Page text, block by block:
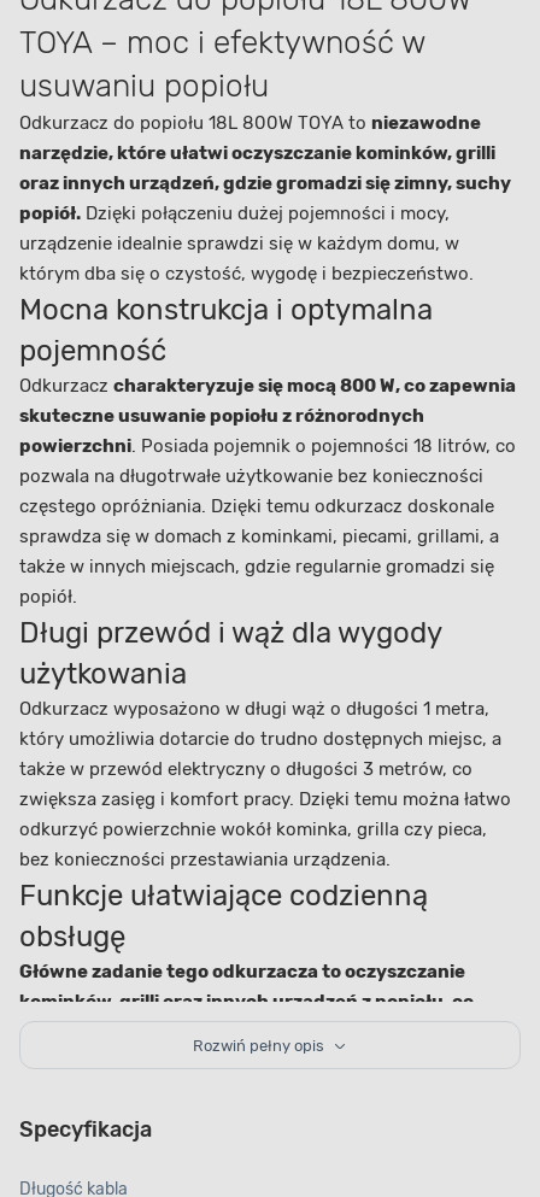
TOYA – moc i efektywność w
usuwaniu popiołu
Odkurzacz do popiołu 18L 800W TOYA to niezawodne
narzędzie, które ułatwi oczyszczanie kominków, grilli
oraz innych urządzeń, gdzie gromadzi się zimny, suchy
popiół. Dzięki połączeniu dużej pojemności i mocy,
urządzenie idealnie sprawdzi się w każdym domu, w
którym dba się o czystość, wygodę i bezpieczeństwo.
Mocna konstrukcja i optymalna
pojemność
Odkurzacz charakteryzuje się mocą 800 W, co zapewnia
skuteczne usuwanie popiołu z różnorodnych
powierzchni. Posiada pojemnik o pojemności 18 litrów, co
pozwala na długotrwałe użytkowanie bez konieczności
częstego opróżniania. Dzięki temu odkurzacz doskonale
sprawdza się w domach z kominkami, piecami, grillami, a
także w innych miejscach, gdzie regularnie gromadzi się
popiół.
Długi przewód i wąż dla wygody
użytkowania
Odkurzacz wyposażono w długi wąż o długości 1 metra,
który umożliwia dotarcie do trudno dostępnych miejsc, a
także w przewód elektryczny o długości 3 metrów, co
zwiększa zasięg i komfort pracy. Dzięki temu można łatwo
odkurzyć powierzchnie wokół kominka, grilla czy pieca,
bez konieczności przestawiania urządzenia.
Funkcje ułatwiające codzienną
obsługę
Główne zadanie tego odkurzacza to oczyszczanie
kominków, grilli oraz innych urządzeń z popiołu, co
czyni go nieocenionym w utrzymaniu porządku
Wydajność urządzenia pozwala na szybkie i skuteczne
przypadku grilli czy pieców, gdzie popiół szybko się
Bezpieczeństwo i łatwa obsługa
Rozwiń pełny opis
Specyfikacja
Długość kabla